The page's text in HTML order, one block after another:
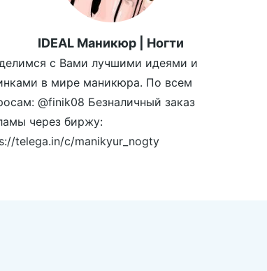
IDEAL Маникюр | Ногти
с Вами лучшими идеями и
в мире маникюра. По всем
@finik08 Безналичный заказ
через биржу:
telega.in/c/manikyur_nogty